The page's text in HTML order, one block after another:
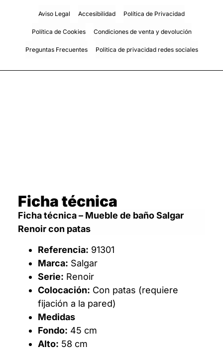
Aviso Legal Accesibilidad Política de Privacidad
Política de Cookies Condiciones de venta y devolución
Preguntas Frecuentes Politica de privacidad redes sociales
Ficha técnica
Ficha técnica – Mueble de baño Salgar
Renoir con patas
Referencia: 91301
Marca: Salgar
Serie: Renoir
Colocación: Con patas (requiere
fijación a la pared)
Medidas
Fondo: 45 cm
Alto: 58 cm